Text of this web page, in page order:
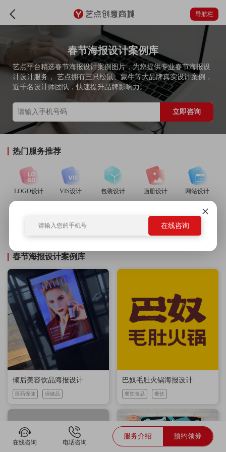
导航栏
春节海报设计案例库
艺点平台精选春节海报设计案例图片，为您提供专业春节海报设
计设计服务， 艺点拥有三只松鼠、蒙牛等大品牌真实设计案例，
近千名设计师团队，快速提升品牌影响力。
立即咨询
热门服务推荐
LOGO设计 VIS设计 包装设计 画册设计 网站设计
吉祥物设计 电商设计 展厅设计 品牌策划
春节海报设计案例库
倾后美容饮品海报设计
医药保健 保健品
巴奴毛肚火锅海报设计
餐饮食品 餐饮
在线咨询 电话咨询
服务介绍 预约领券
在线咨询